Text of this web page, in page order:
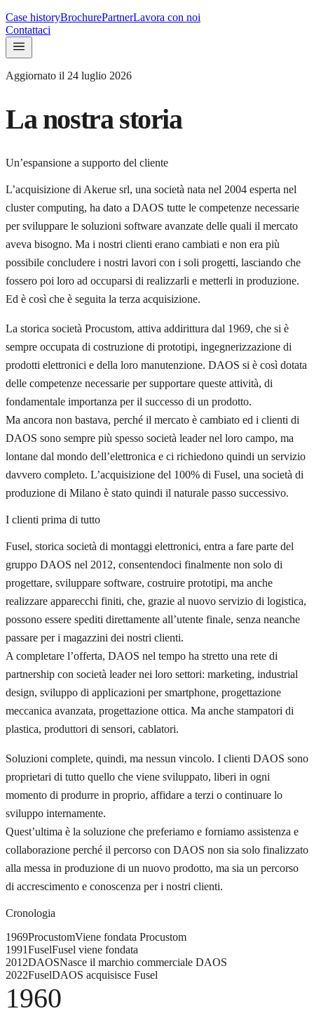
Case historyBrochurePartnerLavora con noi
Contattaci
Aggiornato il 24 luglio 2026
La nostra storia
Un’espansione a supporto del cliente
L’acquisizione di Akerue srl, una società nata nel 2004 esperta nel
cluster computing, ha dato a DAOS tutte le competenze necessarie
per sviluppare le soluzioni software avanzate delle quali il mercato
aveva bisogno. Ma i nostri clienti erano cambiati e non era più
possibile concludere i nostri lavori con i soli progetti, lasciando che
fossero poi loro ad occuparsi di realizzarli e metterli in produzione.
Ed è così che è seguita la terza acquisizione.
La storica società Procustom, attiva addirittura dal 1969, che si è
sempre occupata di costruzione di prototipi, ingegnerizzazione di
prodotti elettronici e della loro manutenzione. DAOS si è così dotata
delle competenze necessarie per supportare queste attività, di
fondamentale importanza per il successo di un prodotto.
Ma ancora non bastava, perché il mercato è cambiato ed i clienti di
DAOS sono sempre più spesso società leader nel loro campo, ma
lontane dal mondo dell’elettronica e ci richiedono quindi un servizio
davvero completo. L’acquisizione del 100% di Fusel, una società di
produzione di Milano è stato quindi il naturale passo successivo.
I clienti prima di tutto
Fusel, storica società di montaggi elettronici, entra a fare parte del
gruppo DAOS nel 2012, consentendoci finalmente non solo di
progettare, sviluppare software, costruire prototipi, ma anche
realizzare apparecchi finiti, che, grazie al nuovo servizio di logistica,
possono essere spediti direttamente all’utente finale, senza neanche
passare per i magazzini dei nostri clienti.
A completare l’offerta, DAOS nel tempo ha stretto una rete di
partnership con società leader nei loro settori: marketing, industrial
design, sviluppo di applicazioni per smartphone, progettazione
meccanica avanzata, progettazione ottica. Ma anche stampatori di
plastica, produttori di sensori, cablatori.
Soluzioni complete, quindi, ma nessun vincolo. I clienti DAOS sono
proprietari di tutto quello che viene sviluppato, liberi in ogni
momento di produrre in proprio, affidare a terzi o continuare lo
sviluppo internamente.
Quest’ultima è la soluzione che preferiamo e forniamo assistenza e
collaborazione perché il percorso con DAOS non sia solo finalizzato
alla messa in produzione di un nuovo prodotto, ma sia un percorso
di accrescimento e conoscenza per i nostri clienti.
Cronologia
1969ProcustomViene fondata Procustom
1991FuselFusel viene fondata
2012DAOSNasce il marchio commerciale DAOS
2022FuselDAOS acquisisce Fusel
1960